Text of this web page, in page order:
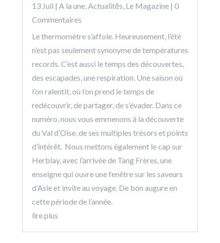
13 Juil | A la une, Actualitēs Le Magazine| 0
Commentaires
Le thermomètre s’affole. Heureusement, l’été
n’est pas seulement synonyme de températures
records. C’est aussi le temps des découvertes,
des escapades, une respiration. Une saison où
l’on ralentit, où l’on prend le temps de
redécouvrir, de partager, de s’évader. Dans ce
numéro, nous vous emmenons à la découverte
du Val d’Oise, de ses multiples trésors et points
d’intérêt. Nous mettons également le cap sur
Herblay, avec l’arrivée de Tang Frères, une
enseigne qui ouvre une fenêtre sur les saveurs
d’Asie et invite au voyage. De bon augure en
cette période de l’année.
lire plus